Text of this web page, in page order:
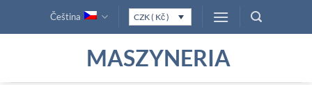
Čeština CZK ( Kč )
MASZYNERIA